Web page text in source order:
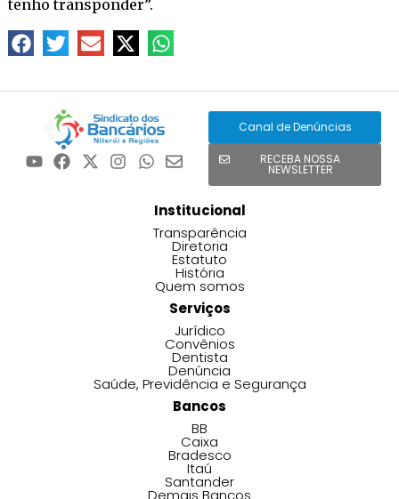
tenho transponder”.
Canal de Denúncias
RECEBA NOSSA
NEWSLETTER
Institucional
Transparência
Diretoria
Estatuto
História
Quem somos
Serviços
Jurídico
Convênios
Dentista
Denúncia
Saúde, Previdência e Segurança
Bancos
BB
Caixa
Bradesco
Itaú
Santander
Demais Bancos